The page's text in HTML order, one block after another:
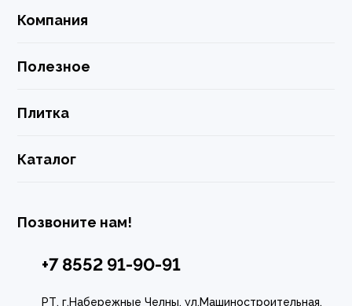
Компания
Полезное
Плитка
Каталог
Позвоните нам!
+7 8552 91-90-91
РТ, г.Набережные Челны, ул.Машиностроительная,